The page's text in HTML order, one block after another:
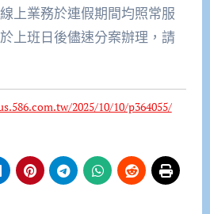
上業務於連假期間均照常服
上班日後儘速分案辦理，請
2025/10/10/p364055/